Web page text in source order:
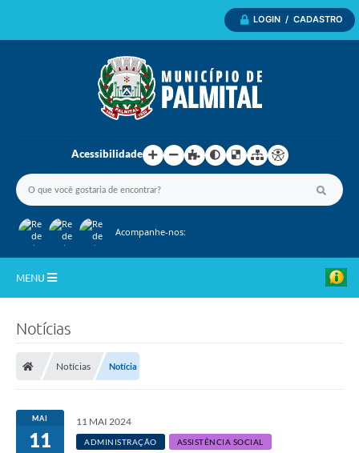
LOGIN / CADASTRO
Acessibilidade
Acompanhe-nos:
MENU
Departamentos
Câmara Municipal
Notícias
Notícias Notícia
MAI
11
11 MAI 2024
ADMINISTRAÇÃO ASSISTÊNCIA SOCIAL